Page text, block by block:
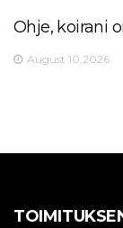
Ohje, koirani
August 10,2026